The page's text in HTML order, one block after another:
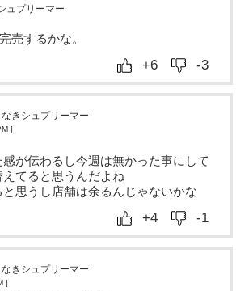
ュプリーマー
売するかな。
+6 -3
きシュプリーマー
]
が伝わるし今週は無かった事にして
てると思うんだよね
思うし店舗は余るんじゃないかな
+4 -1
きシュプリーマー
]